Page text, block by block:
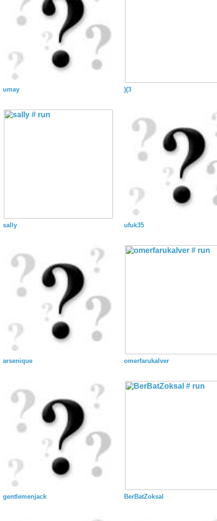
umay )(3
sally ufuk35
arsenique omerfarukalver
gentlemenjack BerBatZoksal